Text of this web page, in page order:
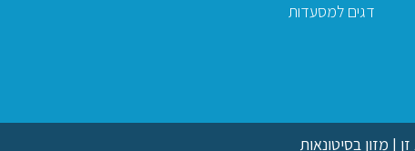
דגים למסעדות